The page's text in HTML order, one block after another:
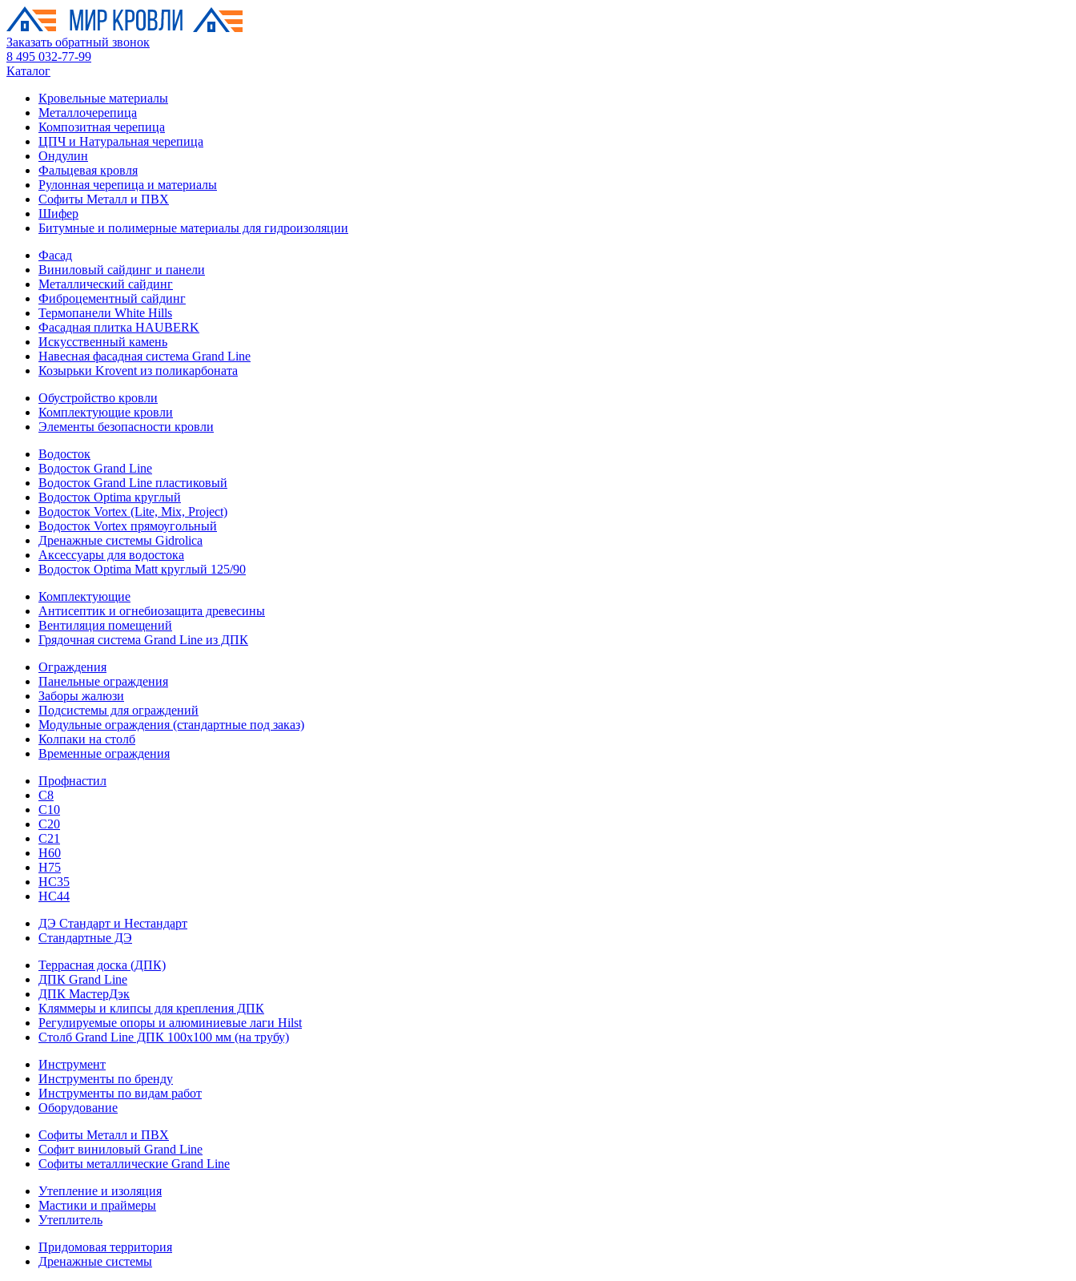
Заказать обратный звонок
8 495 032-77-99
Каталог
Кровельные материалы
Металлочерепица
Композитная черепица
ЦПЧ и Натуральная черепица
Ондулин
Фальцевая кровля
Рулонная черепица и материалы
Софиты Металл и ПВХ
Шифер
Битумные и полимерные материалы для гидроизоляции
Фасад
Виниловый сайдинг и панели
Металлический сайдинг
Фиброцементный сайдинг
Термопанели White Hills
Фасадная плитка HAUBERK
Искусственный камень
Навесная фасадная система Grand Line
Козырьки Krovent из поликарбоната
Обустройство кровли
Комплектующие кровли
Элементы безопасности кровли
Водосток
Водосток Grand Line
Водосток Grand Line пластиковый
Водосток Optima круглый
Водосток Vortex (Lite, Mix, Project)
Водосток Vortex прямоугольный
Дренажные системы Gidrolica
Аксессуары для водостока
Водосток Optima Matt круглый 125/90
Комплектующие
Антисептик и огнебиозащита древесины
Вентиляция помещений
Грядочная система Grand Line из ДПК
Ограждения
Панельные ограждения
Заборы жалюзи
Подсистемы для ограждений
Модульные ограждения (стандартные под заказ)
Колпаки на столб
Временные ограждения
Профнастил
С8
С10
С20
С21
H60
H75
HС35
НС44
ДЭ Стандарт и Нестандарт
Стандартные ДЭ
Террасная доска (ДПК)
ДПК Grand Line
ДПК МастерДэк
Кляммеры и клипсы для крепления ДПК
Регулируемые опоры и алюминиевые лаги Hilst
Столб Grand Line ДПК 100х100 мм (на трубу)
Инструмент
Инструменты по бренду
Инструменты по видам работ
Оборудование
Софиты Металл и ПВХ
Софит виниловый Grand Line
Софиты металлические Grand Line
Утепление и изоляция
Мастики и праймеры
Утеплитель
Придомовая территория
Дренажные системы